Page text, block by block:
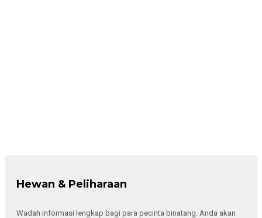
Hewan & Peliharaan
Wadah informasi lengkap bagi para pecinta binatang. Anda akan